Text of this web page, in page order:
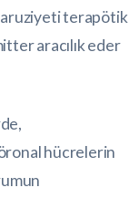
terapötik
aracılık eder
hücrelerin